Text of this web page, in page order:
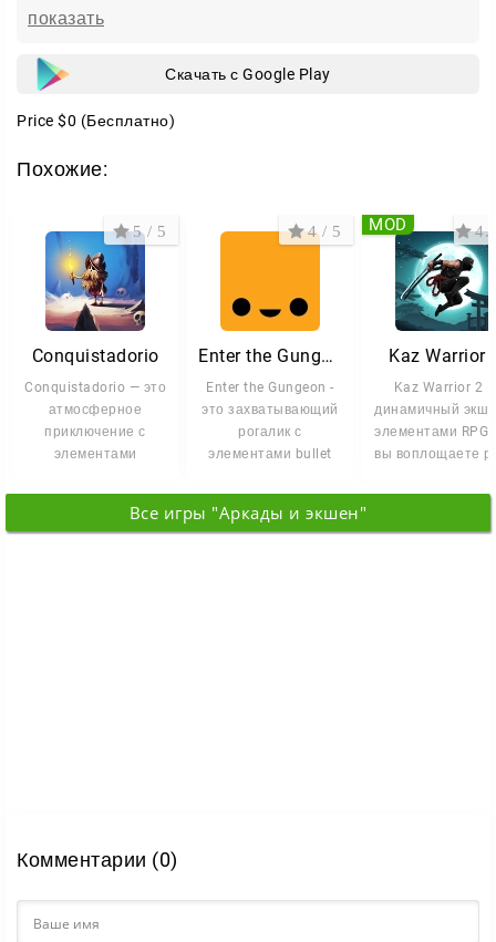
показать
Скачать с Google Play
Price $0 (Бесплатно)
Похожие:
Conquistadorio
Conquistadorio — это
атмосферное
приключение с
элементами
выживания, где вам
предстоит
5 / 5
Enter the Gungeon
Enter the Gungeon -
это захватывающий
рогалик с
элементами bullet
становится
4 / 5
Kaz Warrior
Kaz Warrior 2 –
динамичный
элементами RPG,
вы воплощаете
Каз,
MOD
Все игры "Аркады и экшен"
Комментарии (0)